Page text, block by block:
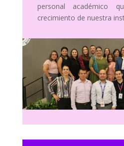
personal académico
crecimiento de nuestra